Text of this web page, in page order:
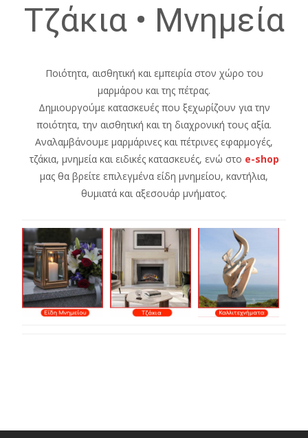
Τζάκια • Μνημεία
Ποιότητα, αισθητική και εμπειρία στον χώρο του
μαρμάρου και της πέτρας.
Δημιουργούμε κατασκευές που ξεχωρίζουν για την
ποιότητα, την αισθητική και τη διαχρονική τους αξία.
Αναλαμβάνουμε μαρμάρινες και πέτρινες εφαρμογές,
τζάκια, μνημεία και ειδικές κατασκευές, ενώ στο e-shop
μας θα βρείτε επιλεγμένα είδη μνημείου, καντήλια,
θυμιατά και αξεσουάρ μνήματος.